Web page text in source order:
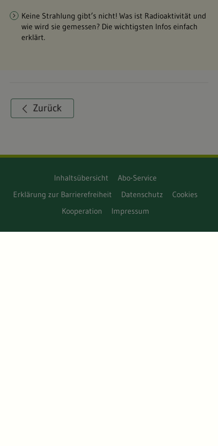
Keine Strahlung gibt’s nicht! Was ist Radioaktivität und
wie wird sie gemessen? Die wichtigsten Infos einfach
erklärt.
Inhaltsübersicht
Abo-Service
Erklärung zur Barrierefreiheit
Datenschutz
Cookies
Kooperation
Impressum